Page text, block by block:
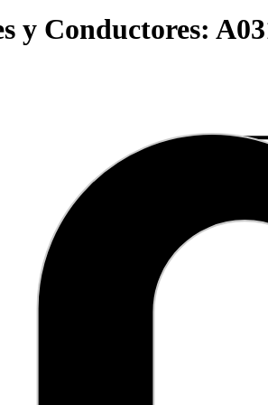
y Conductores: